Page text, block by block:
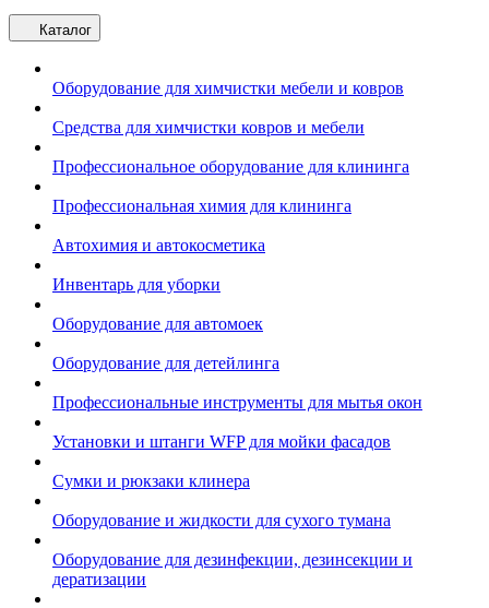
Каталог
Оборудование для химчистки мебели и ковров
Средства для химчистки ковров и мебели
Профессиональное оборудование для клининга
Профессиональная химия для клининга
Автохимия и автокосметика
Инвентарь для уборки
Оборудование для автомоек
Оборудование для детейлинга
Профессиональные инструменты для мытья окон
Установки и штанги WFP для мойки фасадов
Сумки и рюкзаки клинера
Оборудование и жидкости для сухого тумана
Оборудование для дезинфекции, дезинсекции и
дератизации